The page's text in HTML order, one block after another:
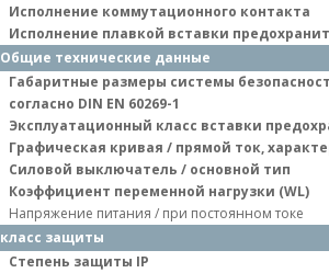
Исполнение коммутационного контакта
Исполнение плавкой вставки
Общие технические данные
Габаритные размеры системы
согласно DIN EN 60269-1
Эксплуатационный класс вставки
Графическая кривая / прямой ток,
Силовой выключатель / основной тип
Коэффициент переменной нагрузки (WL)
Напряжение питания / при постоянном токе
класс защиты
Степень защиты IP